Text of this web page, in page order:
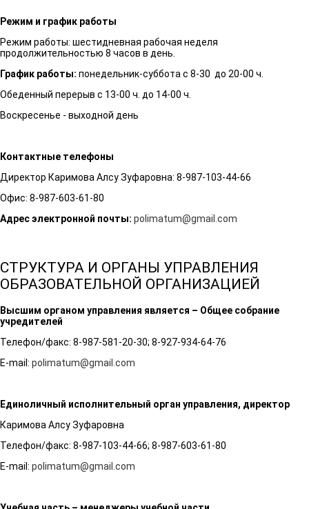
Режим и график работы
Режим работы: шестидневная рабочая неделя
продолжительностью 8 часов в день.
График работы: понедельник-суббота с 8-30 до 20-00 ч.
Обеденный перерыв с 13-00 ч. до 14-00 ч.
Воскресенье - выходной день
Контактные телефоны
Директор Каримова Алсу Зуфаровна: 8-987-103-44-66
Офис: 8-987-603-61-80
Адрес электронной почты: polimatum@gmail.com
СТРУКТУРА И ОРГАНЫ УПРАВЛЕНИЯ
ОБРАЗОВАТЕЛЬНОЙ ОРГАНИЗАЦИЕЙ
Высшим органом управления является – Общее собрание
учредителей
Телефон/факс: 8-987-581-20-30; 8-927-934-64-76
E-mail: polimatum@gmail.com
Единоличный исполнительный орган управления, директор
Каримова Алсу Зуфаровна
Телефон/факс: 8-987-103-44-66; 8-987-603-61-80
E-mail: polimatum@gmail.com